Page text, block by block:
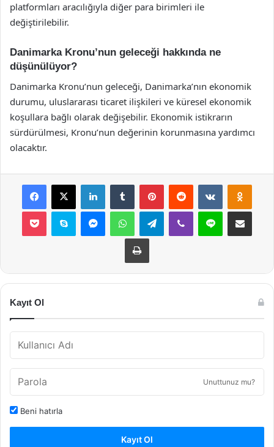
platformları aracılığıyla diğer para birimleri ile
değiştirilebilir.
Danimarka Kronu’nun geleceği hakkında ne
düşünülüyor?
Danimarka Kronu’nun geleceği, Danimarka’nın ekonomik
durumu, uluslararası ticaret ilişkileri ve küresel ekonomik
koşullara bağlı olarak değişebilir. Ekonomik istikrarın
sürdürülmesi, Kronu’nun değerinin korunmasına yardımcı
olacaktır.
Facebook
X LinkedInTumblr PinterestReddit VKontakte
Pocket Skype MessengerWhatsAppTelegramViber Line E-Posta ile
Yazdır
Kayıt Ol
Unuttunuz mu?
Beni hatırla
Kayıt Ol